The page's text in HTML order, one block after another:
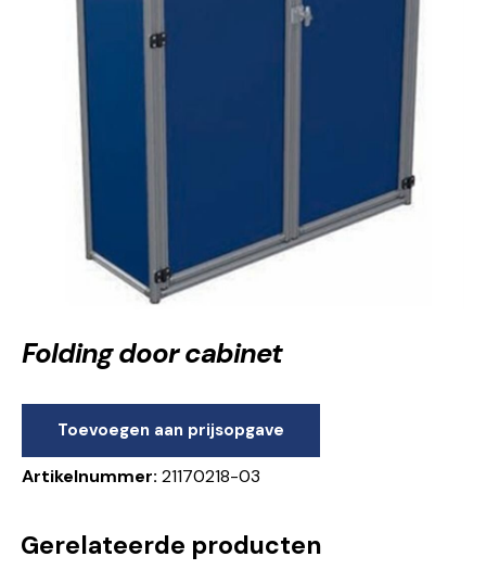
Folding door cabinet
Toevoegen aan prijsopgave
Artikelnummer: 21170218-03
Gerelateerde producten